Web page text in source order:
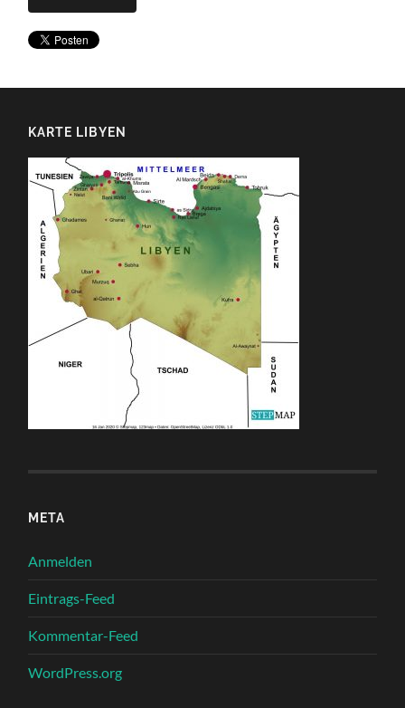
KARTE LIBYEN
META
Anmelden
Eintrags-Feed
Kommentar-Feed
WordPress.org